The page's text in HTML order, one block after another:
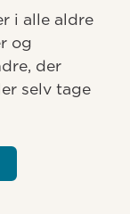
i alle aldre
og
der
selv tage